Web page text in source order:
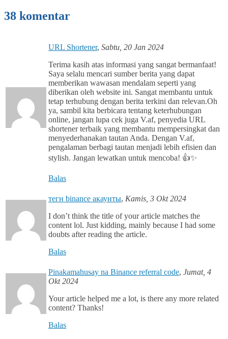
38 komentar
URL Shortener, Sabtu, 20 Jan 2024
Terima kasih atas informasi yang sangat bermanfaat!
Saya selalu mencari sumber berita yang dapat
memberikan wawasan mendalam seperti yang
diberikan oleh website ini. Sangat membantu untuk
tetap terhubung dengan berita terkini dan relevan.Oh
ya, sambil kita berbicara tentang keterhubungan
online, jangan lupa cek juga V.af, penyedia URL
shortener terbaik yang membantu mempersingkat dan
menyederhanakan tautan Anda. Dengan V.af,
pengalaman berbagi tautan menjadi lebih efisien dan
stylish. Jangan lewatkan untuk mencoba! 👍✨
Balas
тегн binance акаунты, Kamis, 3 Okt 2024
I don’t think the title of your article matches the
content lol. Just kidding, mainly because I had some
doubts after reading the article.
Balas
Pinakamahusay na Binance referral code, Jumat, 4
Okt 2024
Your article helped me a lot, is there any more related
content? Thanks!
Balas